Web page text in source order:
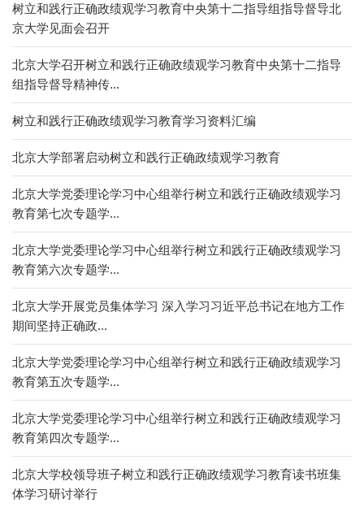
树立和践行正确政绩观学习教育中央第十二指导组指导督导北
京大学见面会召开
北京大学召开树立和践行正确政绩观学习教育中央第十二指导
组指导督导精神传...
树立和践行正确政绩观学习教育学习资料汇编
北京大学部署启动树立和践行正确政绩观学习教育
北京大学党委理论学习中心组举行树立和践行正确政绩观学习
教育第七次专题学...
北京大学党委理论学习中心组举行树立和践行正确政绩观学习
教育第六次专题学...
北京大学开展党员集体学习 深入学习习近平总书记在地方工作
期间坚持正确政...
北京大学党委理论学习中心组举行树立和践行正确政绩观学习
教育第五次专题学...
北京大学党委理论学习中心组举行树立和践行正确政绩观学习
教育第四次专题学...
北京大学校领导班子树立和践行正确政绩观学习教育读书班集
体学习研讨举行